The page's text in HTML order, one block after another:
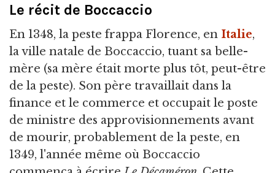
Le récit de Boccaccio
En 1348, la peste frappa Florence, en Italie,
la ville natale de Boccaccio, tuant sa belle-
mère (sa mère était morte plus tôt, peut-être
de la peste). Son père travaillait dans la
finance et le commerce et occupait le poste
de ministre des approvisionnements avant
de mourir, probablement de la peste, en
1349, l'année même où Boccaccio